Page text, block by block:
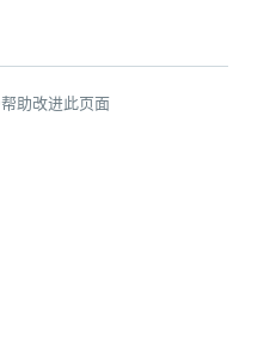
帮助改进此页面